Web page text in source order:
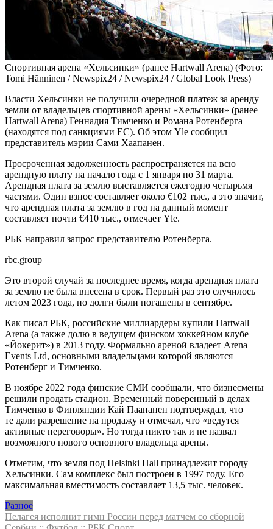
Cпортивная арена «Хельсинки» (ранее Hartwall Arena) (Фото:
Tomi Hänninen / Newspix24 / Newspix24 / Global Look Press)
Власти Хельсинки не получили очередной платеж за аренду
земли от владельцев спортивной арены «Хельсинки» (ранее
Hartwall Arena) Геннадия Тимченко и Романа Ротенберга
(находятся под санкциями ЕС). Об этом Yle сообщил
представитель мэрии Сами Хаапанен.
Просроченная задолженность распространяется на всю
арендную плату на начало года с 1 января по 31 марта.
Арендная плата за землю выставляется ежегодно четырьмя
частями. Один взнос составляет около €102 тыс., а это значит,
что арендная плата за землю в год на данный момент
составляет почти €410 тыс., отмечает Yle.
РБК направил запрос представителю Ротенберга.
rbc.group
Это второй случай за последнее время, когда арендная плата
за землю не была внесена в срок. Первый раз это случилось
летом 2023 года, но долги были погашены в сентябре.
Как писал РБК, российские миллиардеры купили Hartwall
Arena (а также долю в ведущем финском хоккейном клубе
«Йокерит») в 2013 году. Формально ареной владеет Arena
Events Ltd, основными владельцами которой являются
Ротенберг и Тимченко.
В ноябре 2022 года финские СМИ сообщали, что бизнесмены
решили продать стадион. Временный поверенный в делах
Тимченко в Финляндии Кай Паананен подтверждал, что
те дали разрешение на продажу и отмечал, что «ведутся
активные переговоры». Но тогда никто так и не назвал
возможного нового основного владельца арены.
Отметим, что земля под Helsinki Hall принадлежит городу
Хельсинки. Сам комплекс был построен в 1997 году. Его
максимальная вместимость составляет 13,5 тыс. человек.
Разное
Навигация
Пелагея исполнит гимн России перед матчем со сборной